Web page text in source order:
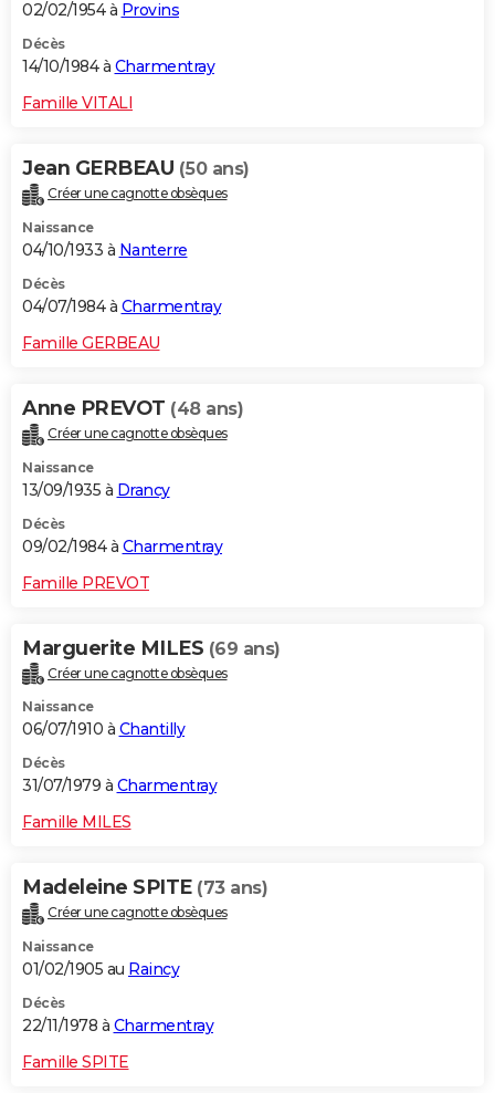
02/02/1954 à Provins
Décès
14/10/1984 à Charmentray
Famille VITALI
Jean GERBEAU (50 ans)
Créer une cagnotte obsèques
Naissance
04/10/1933 à Nanterre
Décès
04/07/1984 à Charmentray
Famille GERBEAU
Anne PREVOT (48 ans)
Créer une cagnotte obsèques
Naissance
13/09/1935 à Drancy
Décès
09/02/1984 à Charmentray
Famille PREVOT
Marguerite MILES (69 ans)
Créer une cagnotte obsèques
Naissance
06/07/1910 à Chantilly
Décès
31/07/1979 à Charmentray
Famille MILES
Madeleine SPITE (73 ans)
Créer une cagnotte obsèques
Naissance
01/02/1905 au Raincy
Décès
22/11/1978 à Charmentray
Famille SPITE